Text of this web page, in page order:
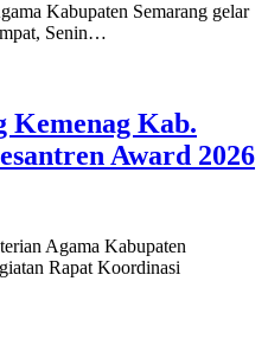
Kabupaten Semarang gelar
Senin…
Kemenag Kab.
Award 2026
Agama Kabupaten
Rapat Koordinasi